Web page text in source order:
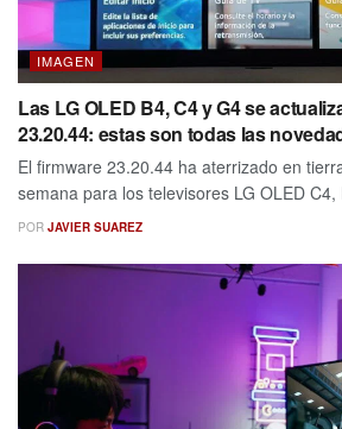
IMAGEN
Las LG OLED B4, C4 y G4 se
23.20.44: estas son todas las
El firmware 23.20.44 ha aterrizado en
semana para los televisores LG OLED C4,
POR JAVIER SUAREZ